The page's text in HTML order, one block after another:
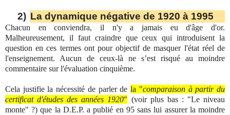
2) La dynamique négative de 1920 à 1995
Chacun en conviendra, il n'y a jamais eu d'âge d'or.
Malheureusement, il faut craindre que ceux qui introduisent la
question en ces termes ont pour objectif de masquer l'état réel de
l'enseignement. Aucun de ceux-là ne s’est risqué au moindre
commentaire sur l'évaluation cinquième.
Cela justifie la nécessité de parler dela "comparaison à partir du
certificat d'études des années 1920" (voir plus bas : "Le niveau
monte" ?) que la D.E.P. a publié en 95 sans lui assurer la moindre